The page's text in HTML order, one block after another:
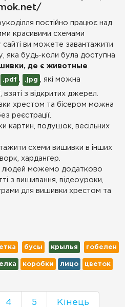
постійно працює над
красивими схемами
ви можете завантажити
яка будь-коли була доступна
де є животные
.pdf .jpg , які можна
взяті з відкритих джерел.
хрестом та бісером можна
реєстрації.
картин, подушок, весільних
схеми вишивки в інших
хардангер.
людей можемо додатково
з вишивання, відеоуроки,
для вишивки хрестом та
бусы крылья гобелен
елка коробки лицо цветок
4 5 Кінець